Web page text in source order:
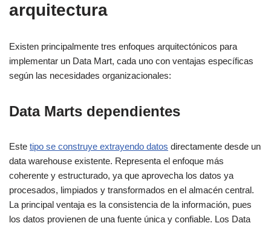
arquitectura
Existen principalmente tres enfoques arquitectónicos para
implementar un Data Mart, cada uno con ventajas específicas
según las necesidades organizacionales:
Data Marts dependientes
Este tipo se construye extrayendo datos directamente desde un
data warehouse existente. Representa el enfoque más
coherente y estructurado, ya que aprovecha los datos ya
procesados, limpiados y transformados en el almacén central.
La principal ventaja es la consistencia de la información, pues
los datos provienen de una fuente única y confiable. Los Data